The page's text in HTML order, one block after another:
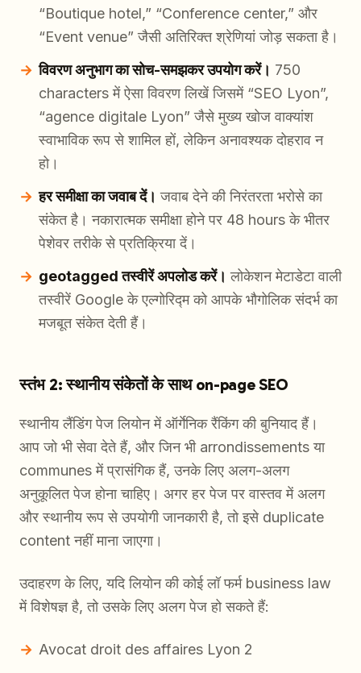
“Boutique hotel,” “Conference center,” और
“Event venue” जैसी अतिरिक्त श्रेणियां जोड़ सकता है।
विवरण अनुभाग का सोच-समझकर उपयोग करें। 750
characters में ऐसा विवरण लिखें जिसमें “SEO Lyon”,
“agence digitale Lyon” जैसे मुख्य खोज वाक्यांश
स्वाभाविक रूप से शामिल हों, लेकिन अनावश्यक दोहराव न
हो।
हर समीक्षा का जवाब दें। जवाब देने की निरंतरता भरोसे का
संकेत है। नकारात्मक समीक्षा होने पर 48 hours के भीतर
पेशेवर तरीके से प्रतिक्रिया दें।
geotagged तस्वीरें अपलोड करें। लोकेशन मेटाडेटा वाली
तस्वीरें Google के एल्गोरिद्म को आपके भौगोलिक संदर्भ का
मजबूत संकेत देती हैं।
स्तंभ 2: स्थानीय संकेतों के साथ on-page SEO
स्थानीय लैंडिंग पेज लियोन में ऑर्गेनिक रैंकिंग की बुनियाद हैं।
आप जो भी सेवा देते हैं, और जिन भी arrondissements या
communes में प्रासंगिक हैं, उनके लिए अलग-अलग
अनुकूलित पेज होना चाहिए। अगर हर पेज पर वास्तव में अलग
और स्थानीय रूप से उपयोगी जानकारी है, तो इसे duplicate
content नहीं माना जाएगा।
उदाहरण के लिए, यदि लियोन की कोई लॉ फर्म business law
में विशेषज्ञ है, तो उसके लिए अलग पेज हो सकते हैं:
Avocat droit des affaires Lyon 2